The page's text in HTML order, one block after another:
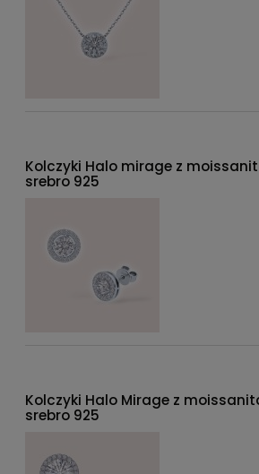
Kolczyki Halo mirage z
srebro 925
Kolczyki Halo Mirage z
srebro 925